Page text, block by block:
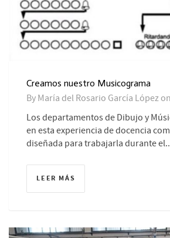
Creamos nuestro Musicograma
By María del Rosario García López on
Los departamentos de Dibujo y
en esta experiencia de docencia
diseñada para trabajarla durante
LEER MÁS